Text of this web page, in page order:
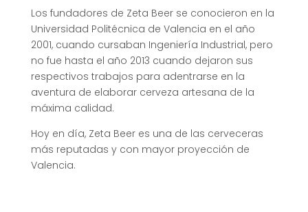
Los fundadores de Zeta Beer se conocieron en la
Universidad Politécnica de Valencia en el año
2001, cuando cursaban Ingeniería Industrial, pero
no fue hasta el año 2013 cuando dejaron sus
respectivos trabajos para adentrarse en la
aventura de elaborar cerveza artesana de la
máxima calidad.
Hoy en día, Zeta Beer es una de las cerveceras
más reputadas y con mayor proyección de
Valencia.